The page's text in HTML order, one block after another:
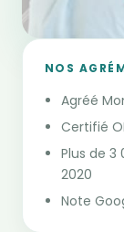
NOS
Agréé
Certifié
Plus de
2020
Note